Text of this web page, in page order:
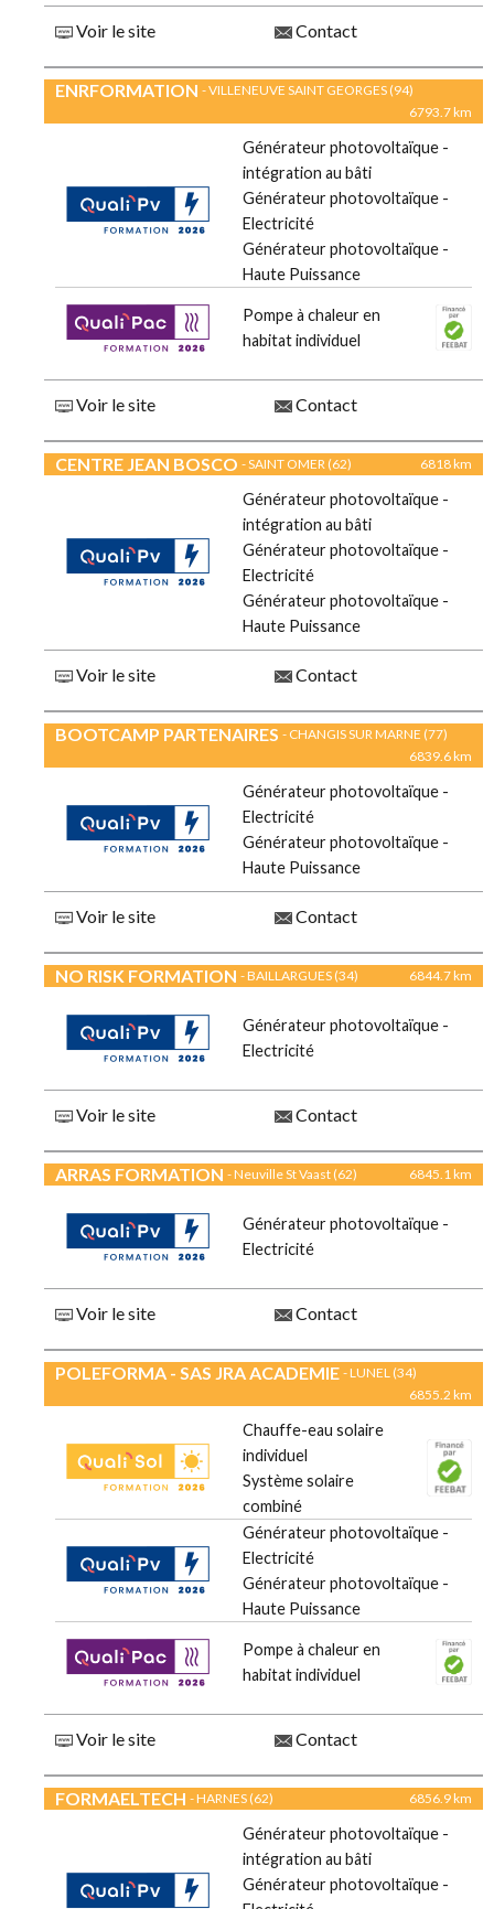
Voir le site Contact
ENRFORMATION - VILLENEUVE SAINT GEORGES (94)
6793.7 km
Générateur photovoltaïque -
intégration au bâti
Générateur photovoltaïque -
Electricité
Générateur photovoltaïque -
Haute Puissance
Pompe à chaleur en
habitat individuel
Voir le site Contact
CENTRE JEAN BOSCO - SAINT OMER (62) 6818 km
Générateur photovoltaïque -
intégration au bâti
Générateur photovoltaïque -
Electricité
Générateur photovoltaïque -
Haute Puissance
Voir le site Contact
BOOTCAMP PARTENAIRES - CHANGIS SUR MARNE (77)
6839.6 km
Générateur photovoltaïque -
Electricité
Générateur photovoltaïque -
Haute Puissance
Voir le site Contact
NO RISK FORMATION - BAILLARGUES (34) 6844.7 km
Générateur photovoltaïque -
Electricité
Voir le site Contact
ARRAS FORMATION - Neuville St Vaast (62) 6845.1 km
Générateur photovoltaïque -
Electricité
Voir le site Contact
POLEFORMA - SAS JRA ACADEMIE - LUNEL (34)
6855.2 km
Chauffe-eau solaire
individuel
Système solaire
combiné
Générateur photovoltaïque -
Electricité
Générateur photovoltaïque -
Haute Puissance
Pompe à chaleur en
habitat individuel
Voir le site Contact
FORMAELTECH - HARNES (62) 6856.9 km
Générateur photovoltaïque -
intégration au bâti
Générateur photovoltaïque -